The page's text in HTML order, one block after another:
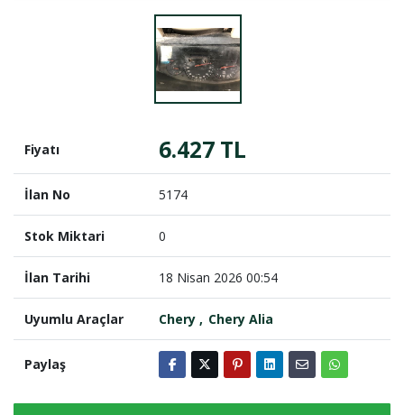
Fiyatı 6.427 TL
İlan No 5174
Stok Miktari 0
İlan Tarihi 18 Nisan 2026 00:54
Uyumlu Araçlar Chery Chery Alia
Paylaş